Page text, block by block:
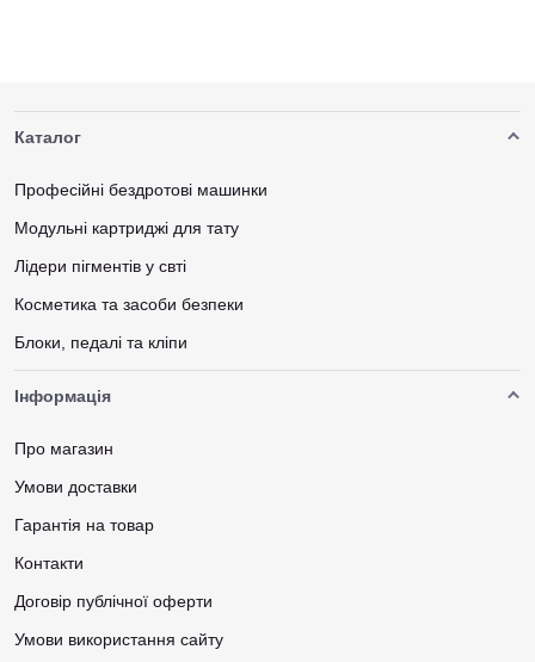
Каталог
Професійні бездротові машинки
Модульні картриджі для тату
Лідери пігментів у свті
Косметика та засоби безпеки
Блоки, педалі та кліпи
Інформація
Про магазин
Умови доставки
Гарантія на товар
Контакти
Договір публічної оферти
Умови використання сайту